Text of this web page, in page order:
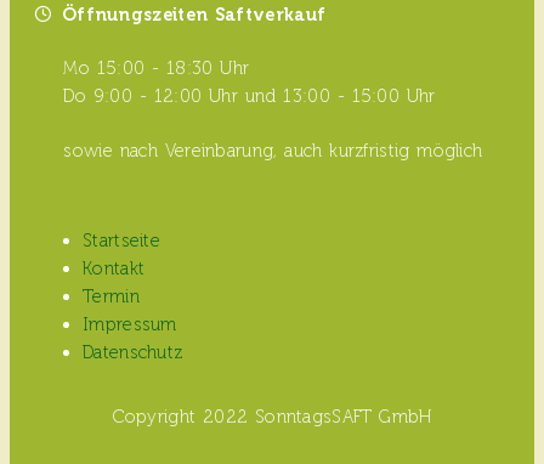
Öffnungszeiten Saftverkauf
Mo 15:00 - 18:30 Uhr
Do 9:00 - 12:00 Uhr und 13:00 - 15:00 Uhr
sowie nach Vereinbarung, auch kurzfristig möglich
Startseite
Kontakt
Termin
Impressum
Datenschutz
Copyright 2022 SonntagsSAFT GmbH